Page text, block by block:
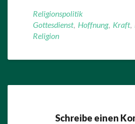
Religionspolitik
Gottesdienst, Hoffnung, Kraft,
Religion
Schreibe einen